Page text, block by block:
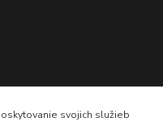
svojich služieb